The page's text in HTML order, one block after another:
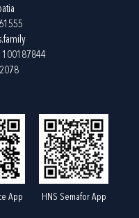
App HNS Semafor App